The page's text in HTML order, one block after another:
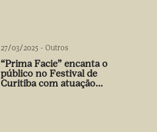
27/03/2025 - Outros
“Prima Facie” encanta o
público no Festival de
Curitiba com atuação